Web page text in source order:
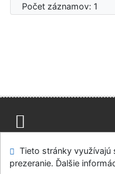
Počet záznamov: 1
Modul OpenSearch
Tieto stránky využívajú
prezeranie. Ďalšie